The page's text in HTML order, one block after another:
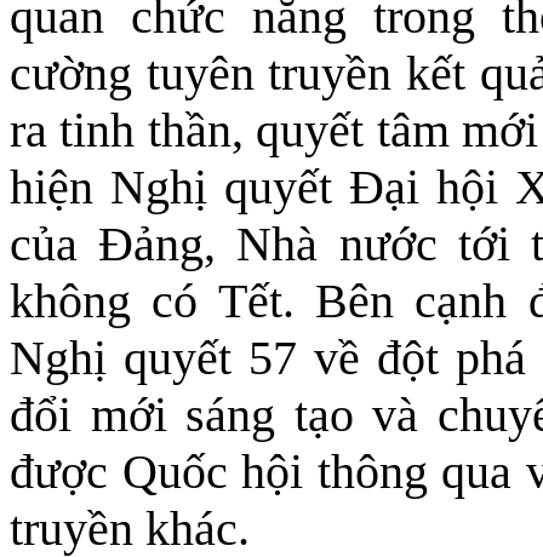
quan chức năng trong
cường tuyên truyền kết
ra tinh thần, quyết tâm
hiện Nghị quyết Đại hội
của Đảng, Nhà nước tới
không có Tết. Bên cạnh
Nghị quyết 57 về đột
đổi mới sáng tạo và
được Quốc hội thông qua
truyền khác.